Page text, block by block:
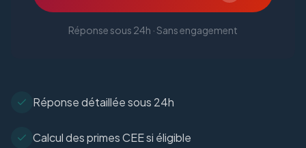
Réponse sous 24h · Sans engagement
Réponse détaillée sous 24h
Calcul des primes CEE si éligible